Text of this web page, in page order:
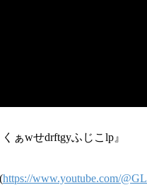
ぁwせdrftgyふじこlp』
https://www.youtube.com/